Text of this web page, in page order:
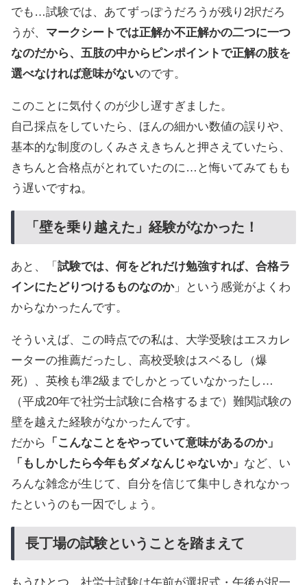
でも…試験では、あてずっぽうだろうが残り2択だろ
うが、 マークシートでは正解か不正解かの二つに一つ
なのだから、五肢の中からピンポイントで正解の肢を
選べなければ意味がないのです。
このことに気付くのが少し遅すぎました。
自己採点をしていたら、ほんの細かい数値の誤りや、
基本的な制度のしくみさえきちんと押さえていたら、
きちんと合格点がとれていたのに…と悔いてみてもも
う遅いですね。
「壁を乗り越えた」経験がなかった！
あと、「 試験では、何をどれだけ勉強すれば、合格ラ
インにたどりつけるものなのか」という感覚がよくわ
からなかったんです。
そういえば、この時点での私は、大学受験はエスカレ
ーターの推薦だったし、高校受験はスベるし（爆
死）、英検も準2級までしかとっていなかったし…
（平成20年で社労士試験に合格するまで）難関試験の
壁を越えた経験がなかったんです。
だから
「こんなことをやっていて意味があるのか」
「もしかしたら今年もダメなんじゃないか」 など、い
ろんな雑念が生じて、自分を信じて集中しきれなかっ
たというのも一因でしょう。
長丁場の試験ということを踏まえて